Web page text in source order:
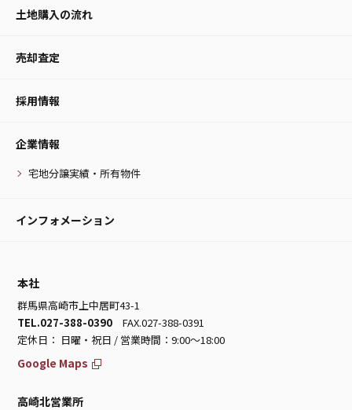
土地購入の流れ
売却査定
採用情報
企業情報
宅地分譲実績・所有物件
インフォメーション
本社
群馬県高崎市上中居町43-1
TEL.027-388-0390 FAX.027-388-0391
定休日： 日曜・祝日 / 営業時間：9:00～18:00
Google Maps
高崎北営業所